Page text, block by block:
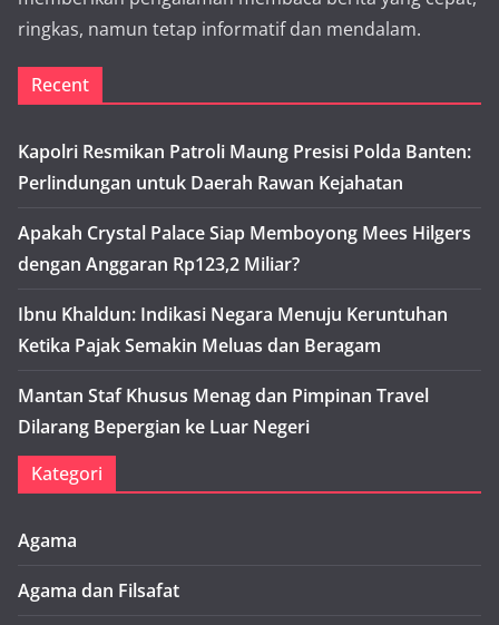
ringkas, namun tetap informatif dan mendalam.
Recent
Kapolri Resmikan Patroli Maung Presisi Polda Banten:
Perlindungan untuk Daerah Rawan Kejahatan
Apakah Crystal Palace Siap Memboyong Mees Hilgers
dengan Anggaran Rp123,2 Miliar?
Ibnu Khaldun: Indikasi Negara Menuju Keruntuhan
Ketika Pajak Semakin Meluas dan Beragam
Mantan Staf Khusus Menag dan Pimpinan Travel
Dilarang Bepergian ke Luar Negeri
Kategori
Agama
Agama dan Filsafat